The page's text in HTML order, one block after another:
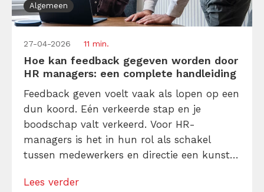
Algemeen
27-04-2026 11 min.
Hoe kan feedback gegeven worden door
HR managers: een complete handleiding
Feedback geven voelt vaak als lopen op een
dun koord. Eén verkeerde stap en je
boodschap valt verkeerd. Voor HR-
managers is het in hun rol als schakel
tussen medewerkers en directie een kunst
zonder te kwetsen. Daarom deze EHBO-gids
Lees verder